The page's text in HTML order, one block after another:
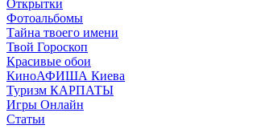
Открытки
Фотоальбомы
Тайна твоего имени
Твой Гороскоп
Красивые обои
КиноАФИША Киева
Туризм КАРПАТЫ
Игры Онлайн
Статьи